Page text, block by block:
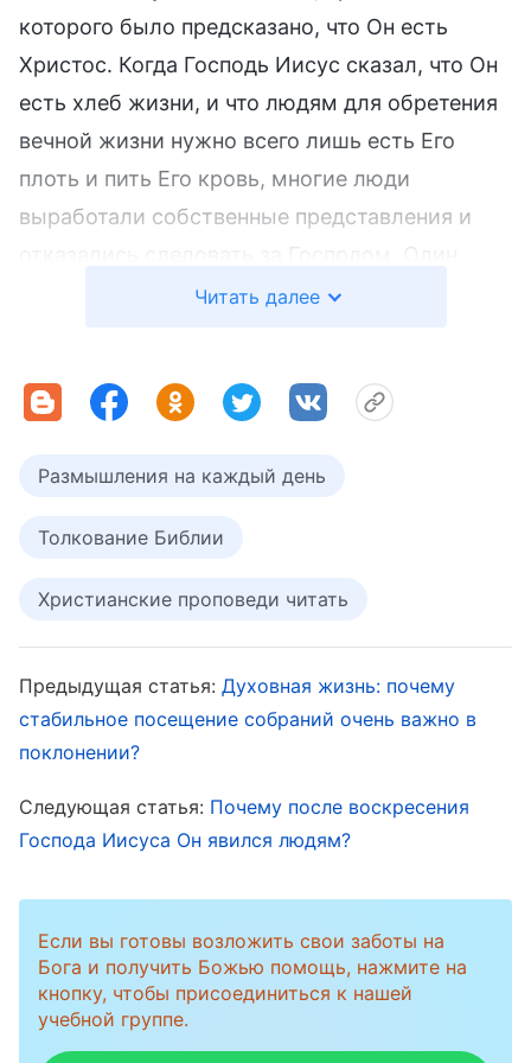
которого было предсказано, что Он есть
Христос. Когда Господь Иисус сказал, что Он
есть хлеб жизни, и что людям для обретения
вечной жизни нужно всего лишь есть Его
плоть и пить Его кровь, многие люди
выработали собственные представления и
лишь Петр сказал: «Господи! к кому нам
Бога живого» (Иоан. 6:68–69). На основании
было истинное понимание Господа Иисуса
есть Христос и путь к вечной жизни. Поэтому,
Господа Иисуса, он ни при каких
обстоятельствах не впадал в растерянность.
это его ничуть не сдерживало, и он
Господом до конца. А после того, как Господь
воскрес и вознесся на небеса, Петр проявлял
пасторскую заботу о церквях в соответствии
с повелением Господа. Он распространил
Евангелие Господа и ради Него был в
Читать далее
Размышления на каждый день
Толкование Библии
Христианские проповеди читать
Предыдущая статья: Духовная жизнь: почему
стабильное посещение собраний очень важно в
поклонении?
Следующая статья: Почему после воскресения
Господа Иисуса Он явился людям?
Если вы готовы возложить свои заботы на
Бога и получить Божью помощь, нажмите на
кнопку, чтобы присоединиться к нашей
учебной группе.